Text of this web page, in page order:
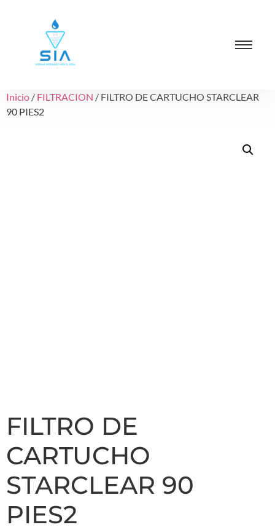
Inicio / FILTRACION / FILTRO DE CARTUCHO STARCLEAR
90 PIES2
FILTRO DE
CARTUCHO
STARCLEAR 90
PIES2